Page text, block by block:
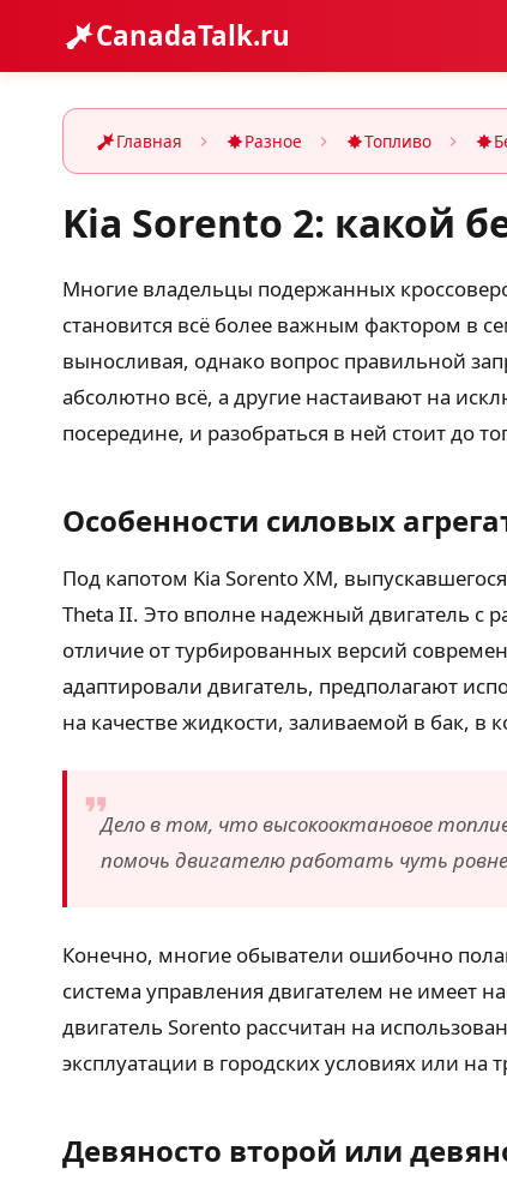
CanadaTalk.ru
Главная Разное Топливо
Kia Sorento 2: какой
Многие владельцы подержанных
становится всё более важным фактором в
выносливая, однако вопрос правильной
абсолютно всё, а другие настаивают на
посередине, и разобраться в ней стоит до
Особенности силовых
Под капотом Kia Sorento XM,
Theta II. Это вполне надежный двигатель с
отличие от турбированных версий
адаптировали двигатель, предполагают
на качестве жидкости, заливаемой в бак, в
Дело в том, что высокооктановое
помочь двигателю работать чуть
Конечно, многие обыватели ошибочно
система управления двигателем не имеет
двигатель Sorento рассчитан на
эксплуатации в городских условиях или на
Девяносто второй или